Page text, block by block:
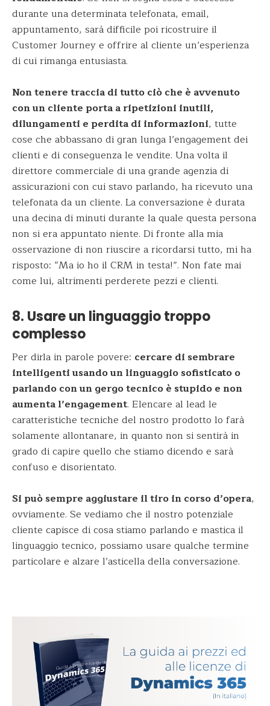
durante una determinata telefonata, email,
appuntamento, sarà difficile poi ricostruire il
Customer Journey e offrire al cliente un’esperienza
di cui rimanga entusiasta.
Non tenere traccia di tutto ciò che è avvenuto
con un cliente porta a ripetizioni inutili,
dilungamenti e perdita di informazioni, tutte
cose che abbassano di gran lunga l’engagement dei
clienti e di conseguenza le vendite. Una volta il
direttore commerciale di una grande agenzia di
assicurazioni con cui stavo parlando, ha ricevuto una
telefonata da un cliente. La conversazione è durata
una decina di minuti durante la quale questa persona
non si era appuntato niente. Di fronte alla mia
osservazione di non riuscire a ricordarsi tutto, mi ha
risposto: “Ma io ho il CRM in testa!”. Non fate mai
come lui, altrimenti perderete pezzi e clienti.
8. Usare un linguaggio troppo
complesso
Per dirla in parole povere: cercare di sembrare
intelligenti usando un linguaggio sofisticato o
parlando con un gergo tecnico è stupido e non
aumenta l’engagement. Elencare al lead le
caratteristiche tecniche del nostro prodotto lo farà
solamente allontanare, in quanto non si sentirà in
grado di capire quello che stiamo dicendo e sarà
confuso e disorientato.
Si può sempre aggiustare il tiro in corso d’opera,
ovviamente. Se vediamo che il nostro potenziale
cliente capisce di cosa stiamo parlando e mastica il
linguaggio tecnico, possiamo usare qualche termine
particolare e alzare l’asticella della conversazione.